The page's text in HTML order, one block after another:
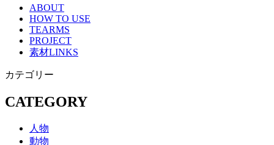
ABOUT
HOW TO USE
TEARMS
PROJECT
素材LINKS
カテゴリー
CATEGORY
人物
動物